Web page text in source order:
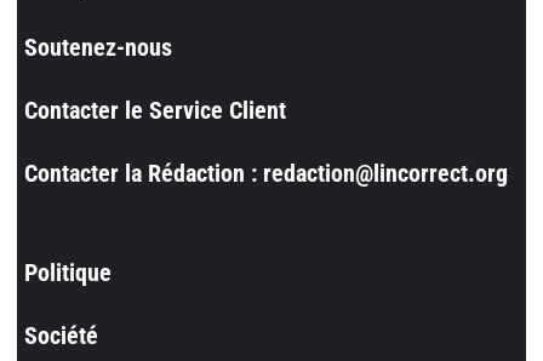
Soutenez-nous
Contacter le Service Client
Contacter la Rédaction : redaction@lincorrect.org
Politique
Société